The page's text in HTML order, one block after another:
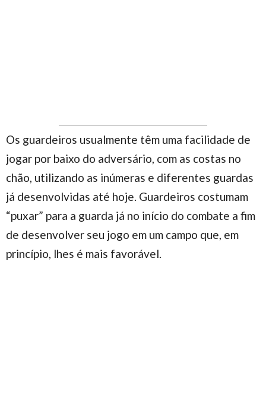
Os guardeiros usualmente têm uma facilidade de
jogar por baixo do adversário, com as costas no
chão, utilizando as inúmeras e diferentes guardas
já desenvolvidas até hoje. Guardeiros costumam
“puxar” para a guarda já no início do combate a fim
de desenvolver seu jogo em um campo que, em
princípio, lhes é mais favorável.